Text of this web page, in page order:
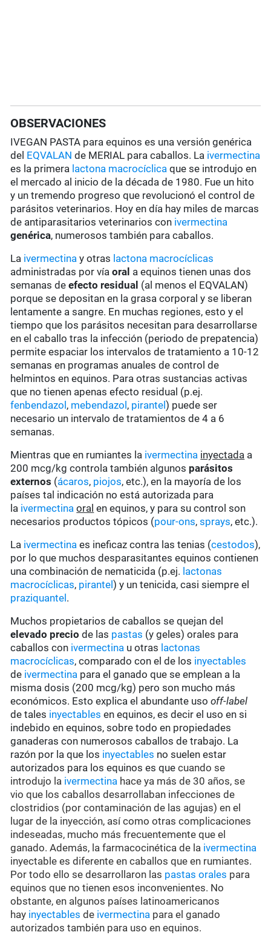
OBSERVACIONES
IVEGAN PASTA para equinos es una versión genérica
del EQVALAN de MERIAL para caballos. La ivermectina
es la primera lactona macrocíclica que se introdujo en
el mercado al inicio de la década de 1980. Fue un hito
y un tremendo progreso que revolucionó el control de
parásitos veterinarios. Hoy en día hay miles de marcas
de antiparasitarios veterinarios con ivermectina
genérica, numerosos también para caballos.
La ivermectina y otras lactona macrocíclicas
administradas por víaoral a equinos tienen unas dos
semanas deefecto residual (al menos el EQVALAN)
porque se depositan en la grasa corporal y se liberan
lentamente a sangre. En muchas regiones, esto y el
tiempo que los parásitos necesitan para desarrollarse
en el caballo tras la infección (periodo de prepatencia)
permite espaciar los intervalos de tratamiento a 10-12
semanas en programas anuales de control de
helmintos en equinos. Para otras sustancias activas
que no tienen apenas efecto residual (p.ej.
fenbendazol , mebendazol , pirantel) puede ser
necesario un intervalo de tratamientos de 4 a 6
semanas.
Mientras que en rumiantes la ivermectina inyectada a
200 mcg/kg controla también algunos parásitos
externos (ácaros, piojos, etc.), en la mayoría de los
países tal indicación no está autorizada para
la ivermectina oral en equinos, y para su control son
necesarios productos tópicos (pour-ons,sprays, etc.).
La ivermectina es ineficaz contra las tenias (cestodos),
por lo que muchos desparasitantes equinos contienen
una combinación de nematicida (p.ej. lactonas
macrocíclicas, pirantel) y un tenicida, casi siempre el
praziquantel .
Muchos propietarios de caballos se quejan del
elevado precio de las pastas (y geles) orales para
caballos con ivermectina u otras lactonas
macrocíclicas, comparado con el de los inyectables
de ivermectina para el ganado que se emplean a la
misma dosis (200 mcg/kg) pero son mucho más
económicos. Esto explica el abundante usooff-label
de tales inyectables en equinos, es decir el uso en si
indebido en equinos, sobre todo en propiedades
ganaderas con numerosos caballos de trabajo. La
razón por la que los inyectables no suelen estar
autorizados para los equinos es quecuando se
introdujo la ivermectina hace ya más de 30 años, se
vio que los caballos desarrollaban infecciones de
clostridios (por contaminación de las agujas) en el
lugar de la inyección, así como otras complicaciones
indeseadas, mucho más frecuentemente que el
ganado. Además, la farmacocinética de la ivermectina
inyectable es diferente en caballos que en rumiantes.
Por todo ello se desarrollaron las pastas orales para
equinos que no tienen esos inconvenientes. No
obstante, en algunos países latinoamericanos
hay inyectables de ivermectina para el ganado
autorizados también para uso en equinos.